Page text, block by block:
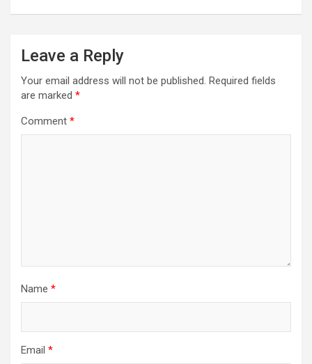
Leave a Reply
Your email address will not be published. Required fields
are marked *
Comment *
Name *
Email *